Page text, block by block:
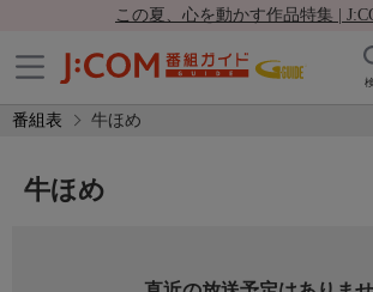
この夏、心を動かす作品特集 |
番組表 牛ほめ
牛ほめ